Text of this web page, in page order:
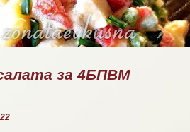
за 4БПВМ